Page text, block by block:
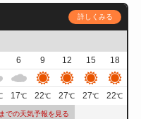
詳しくみる
6 9 12 15
18
17℃ 22℃ 27℃ 27℃ 22℃
での天気予報を見る